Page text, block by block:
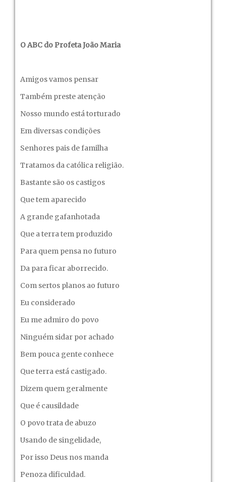
O ABC do Profeta João Maria
Amigos vamos pensar
Também preste atenção
Nosso mundo está torturado
Em diversas condições
Senhores pais de familha
Tratamos da católica religião.
Bastante são os castigos
Que tem aparecido
A grande gafanhotada
Que a terra tem produzido
Para quem pensa no futuro
Da para ficar aborrecido.
Com sertos planos ao futuro
Eu considerado
Eu me admiro do povo
Ninguém sidar por achado
Bem pouca gente conhece
Que terra está castigado.
Dizem quem geralmente
Que é causildade
O povo trata de abuzo
Usando de singelidade,
Por isso Deus nos manda
Penoza dificuldad.